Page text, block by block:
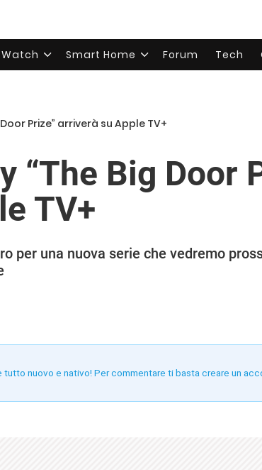
Watch Smart Home Forum Tech
Prize” arriverà su Apple TV+
“The Big Door
TV+
per una nuova serie che vedremo
nuovo e nativo! Per commentare ti basta creare un